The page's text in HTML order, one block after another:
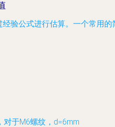
验公式进行估算。一个常用的
对于M6螺纹，d=6mm